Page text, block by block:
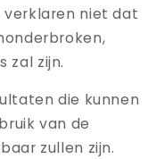
verklaren niet dat
zal zijn.
die kunnen
van de
zullen zijn.